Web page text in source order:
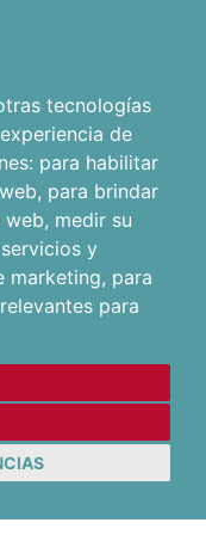
tecnologías
de
para habilitar
, para brindar
web, medir su
y
marketing, para
para